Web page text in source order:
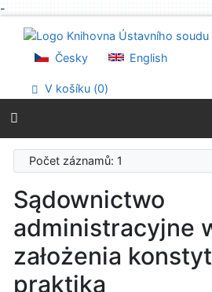
-
Přejít na menu
Prohlášení o webové přístupnosti
Česky English
V košíku (0)
Počet záznamů: 1
Sądownictwo
administracyjne
założenia
praktika